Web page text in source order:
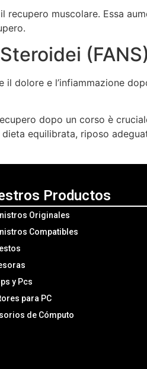
muscolare. Essa
(FANS)
il dolore e l’infiammazione
dopo un corso è
equilibrata, riposo
Productos
Originales
Compatibles
y Pcs
para PC
de Cómputo